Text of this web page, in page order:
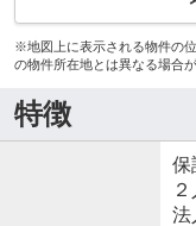
※地図上に表示される物件の
の物件所在地とは異なる場合が
特徴
保
法